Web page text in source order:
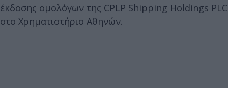
έκδοσης ομολόγων της CPLP Shipping Holdings PLC
στο Χρηματιστήριο Αθηνών.